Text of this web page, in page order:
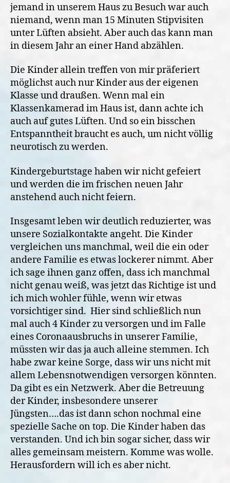
jemand in unserem Haus zu Besuch war auch
niemand, wenn man 15 Minuten Stipvisiten
unter Lüften absieht. Aber auch das kann man
in diesem Jahr an einer Hand abzählen.
Die Kinder allein treffen von mir präferiert
möglichst auch nur Kinder aus der eigenen
Klasse und draußen. Wenn mal ein
Klassenkamerad im Haus ist, dann achte ich
auch auf gutes Lüften. Und so ein bisschen
Entspanntheit braucht es auch, um nicht völlig
neurotisch zu werden.
Kindergeburtstage haben wir nicht gefeiert
und werden die im frischen neuen Jahr
anstehend auch nicht feiern.
Insgesamt leben wir deutlich reduzierter, was
unsere Sozialkontakte angeht. Die Kinder
vergleichen uns manchmal, weil die ein oder
andere Familie es etwas lockerer nimmt. Aber
ich sage ihnen ganz offen, dass ich manchmal
nicht genau weiß, was jetzt das Richtige ist und
ich mich wohler fühle, wenn wir etwas
vorsichtiger sind. Hier sind schließlich nun
mal auch 4 Kinder zu versorgen und im Falle
eines Coronaausbruchs in unserer Familie,
müssten wir das ja auch alleine stemmen. Ich
habe zwar keine Sorge, dass wir uns nicht mit
allem Lebensnotwendigen versorgen könnten.
Da gibt es ein Netzwerk. Aber die Betreuung
der Kinder, insbesondere unserer
Jüngsten….das ist dann schon nochmal eine
spezielle Sache on top. Die Kinder haben das
verstanden. Und ich bin sogar sicher, dass wir
alles gemeinsam meistern. Komme was wolle.
Herausfordern will ich es aber nicht.